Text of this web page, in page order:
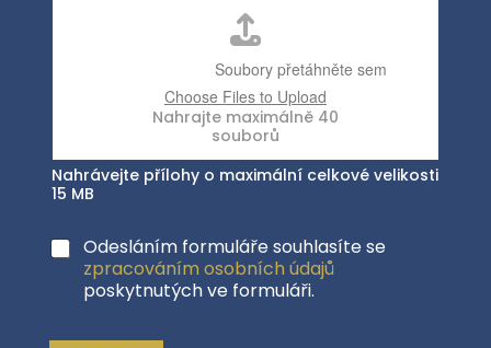
Nahrávejte přílohy o maximální celkové velikosti
15 MB
Odesláním formuláře souhlasíte se
zpracováním osobních údajů
poskytnutých ve formuláři.